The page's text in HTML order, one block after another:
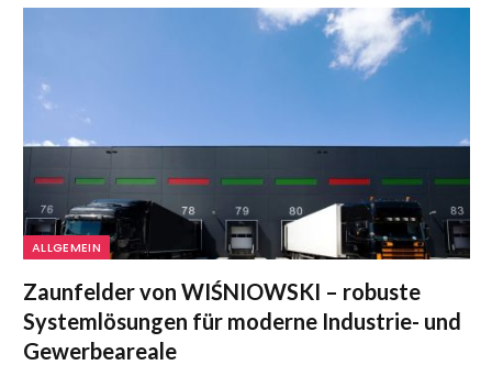
ALLGEMEIN
Zaunfelder von WIŚNIOWSKI – robuste
Systemlösungen für moderne Industrie- und
Gewerbeareale